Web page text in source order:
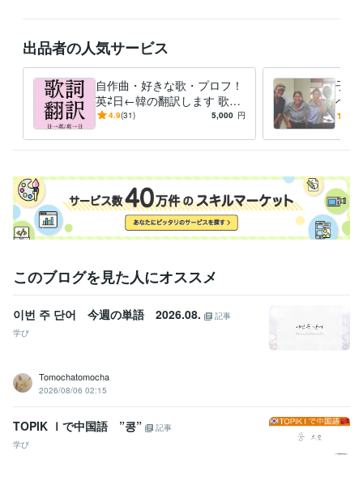
作業は基本的に平日行っており、土日はメッセージの確認・見積りのみ
行っております。
資格・検定
ファイナンシャルプランナー1級 取得年 : 2015年
TOEIC895 取得年 : 2017年
得意分野
学習指導・資格・キャリア相談 就活、転職、勉強法、海外留学
海外留学 就活 転職
出品者の人気サービス
自作曲・好きな歌・プロフ！
英⇄日←韓の翻訳します 歌詞
に込められた気持ちを丁寧か
ます
4.9(31) 5,000 円
子供
べる
ォニ
等
このブログを見た人にオススメ
이번 주 단어 今週の単語 2026.08.
記事
学び
Tomochatomocha
2026/08/06 02:15
TOPIK Ⅰで中国語 ”콩”
記事
学び